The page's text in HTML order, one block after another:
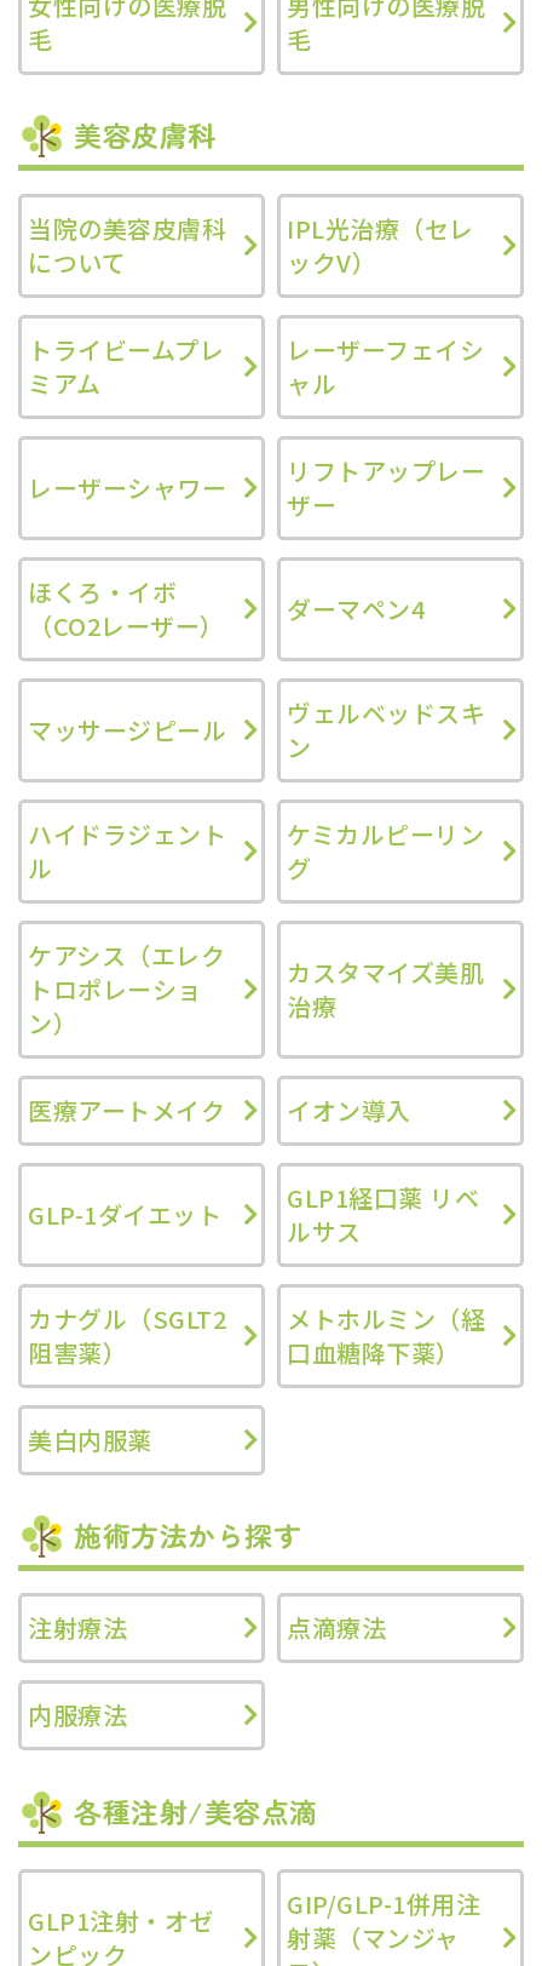
毛
毛
美容皮膚科
当院の美容皮膚科
について
IPL光治療（セレ
ックV）
トライビームプレ
ミアム
レーザーフェイシ
ャル
レーザーシャワー
リフトアップレー
ザー
ほくろ・イボ
（CO2レーザー）
ダーマペン4
マッサージピール
ヴェルベッドスキ
ン
ハイドラジェント
ル
ケミカルピーリン
グ
ケアシス（エレク
トロポレーショ
ン）
カスタマイズ美肌
治療
医療アートメイク イオン導入
GLP-1ダイエット
GLP1経口薬 リベ
ルサス
カナグル（SGLT2
阻害薬）
メトホルミン（経
口血糖降下薬）
美白内服薬
施術方法から探す
注射療法 点滴療法
内服療法
各種注射/美容点滴
GLP1注射・オゼ
ンピック
GIP/GLP-1併用注
射薬（マンジャ